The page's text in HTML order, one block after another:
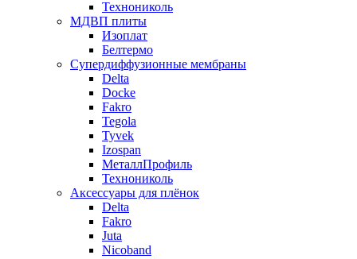
Технониколь
МДВП плиты
Изоплат
Белтермо
Супердиффузионные мембраны
Delta
Docke
Fakro
Tegola
Tyvek
Izospan
МеталлПрофиль
Технониколь
Аксессуары для плёнок
Delta
Fakro
Juta
Nicoband